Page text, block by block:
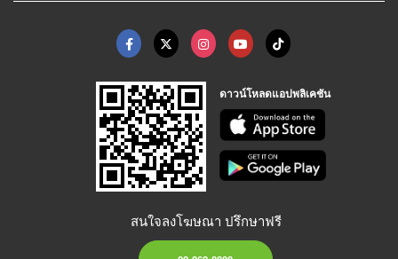
ดาวน์โหลดแอปพลิเคชัน
สนใจลงโฆษณา ปรึกษาฟรี